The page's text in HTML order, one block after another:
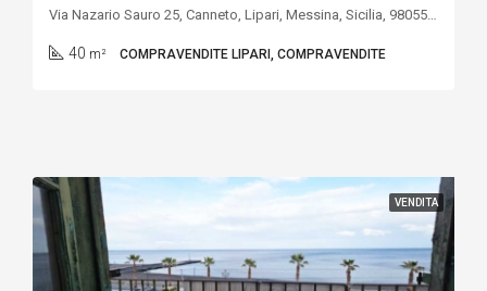
40 m² COMPRAVENDITE LIPARI, COMPRAVENDITE
VENDITA